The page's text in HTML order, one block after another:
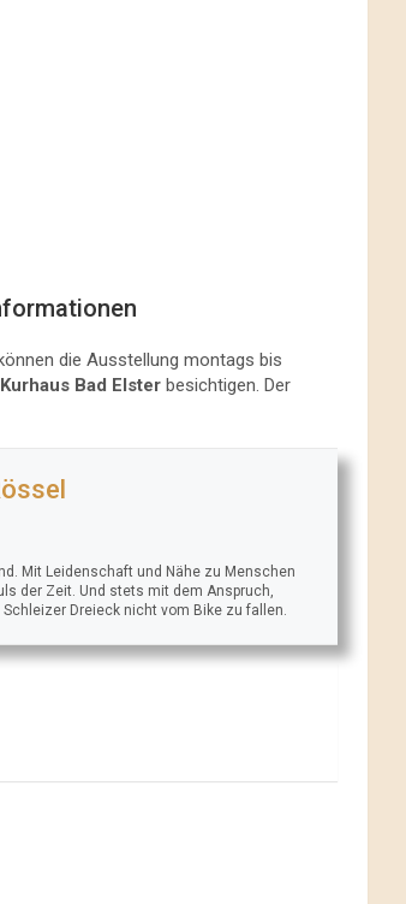
die Ausstellung montags bis
Bad Elster besichtigen. Der
Mit Leidenschaft und Nähe zu Menschen
der Zeit. Und stets mit dem Anspruch,
Dreieck nicht vom Bike zu fallen.